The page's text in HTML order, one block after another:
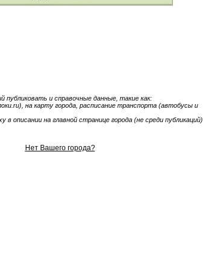
и справочные данные, такие как:
на карту города, расписание транспорта (автобусы и
описании на главной странице города (не среди публикаций)
Нет Вашего города?